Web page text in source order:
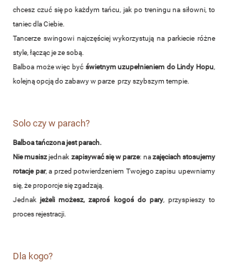
chcesz czuć się po każdym tańcu, jak po treningu na siłowni, to
taniec dla Ciebie.
Tancerze swingowi najczęściej wykorzystują na parkiecie różne
style, łącząc je ze sobą.
Balboa może więc być świetnym uzupełnieniem do Lindy Hopu
kolejną opcją do zabawy w parze  przy szybszym tempie.
Solo czy w parach?
Balboa tańczona jest parach.
Nie musisz jednak zapisywać się w parze: na zajęciach stosujemy
rotacje par, a przed potwierdzeniem Twojego zapisu upewniamy
się, że proporcje się zgadzają.
Jednak jeżeli możesz, zaproś kogoś do pary, przyspieszy to
proces rejestracji.
Dla kogo?